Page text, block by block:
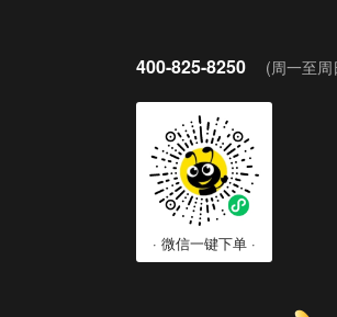
400-825-8250 (周一至
· 微信一键下单 ·